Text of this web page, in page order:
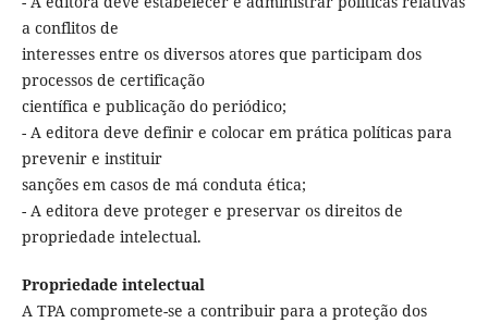
a conflitos de
interesses entre os diversos atores que participam dos
processos de certificação
científica e publicação do periódico;
- A editora deve definir e colocar em prática políticas para
prevenir e instituir
sanções em casos de má conduta ética;
- A editora deve proteger e preservar os direitos de
propriedade intelectual.
Propriedade intelectual
A TPA compromete-se a contribuir para a proteção dos